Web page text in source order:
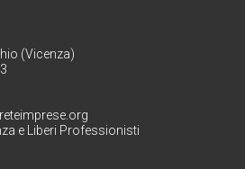
(Vicenza)
e Liberi Professionisti